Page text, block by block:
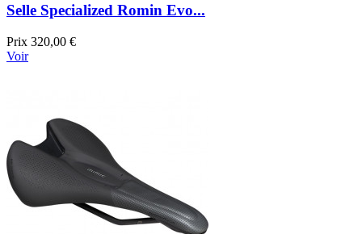
Selle Specialized Romin Evo...
Prix 320,00 €
Voir